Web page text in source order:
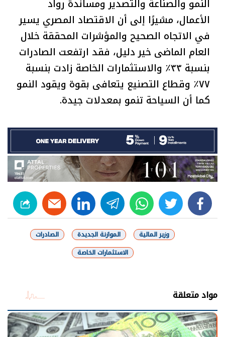
النمو والصناعة والتصدير ومساندة رواد
الأعمال، مشيرًا إلى أن الاقتصاد المصري يسير
في الاتجاه الصحيح والمؤشرات المحققة خلال
العام الماضى خير دليل، فقد ارتفعت الصادرات
بنسبة ٣٣٪ والاستثمارات الخاصة زادت بنسبة
٧٧٪ وقطاع التصنيع يتعافى بقوة ويقود النمو
كما أن السياحة تنمو بمعدلات جيدة.
facebook
twitter
whats
telegram
linkedin
وزير المالية الموازنة الجديدة
الصادرات
الاستثمارات الخاصة
مواد متعلقة